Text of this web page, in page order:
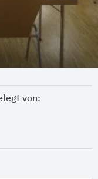
von: